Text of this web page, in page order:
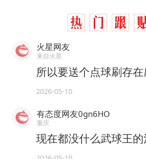
火星网友
来自火星
所以要送个点球刷存在
2026-05-10
有态度网友0gn6HO
重庆
现在都没什么武球王